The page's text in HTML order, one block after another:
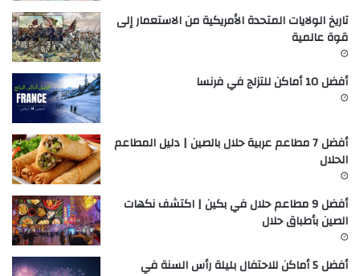
تاريخ الولايات المتحدة الأمريكية من الاستعمار إلى
قوة عالمية
أفضل 10 أماكن للتزلج في فرنسا
أفضل 7 مطاعم عربية حلال بالصين | دليل المطاعم
الحلال
أفضل 9 مطاعم حلال في بكين | اكتشف نكهات
الصين بأطباق حلال
أفضل 5 أماكن للاحتفال بليلة رأس السنة في